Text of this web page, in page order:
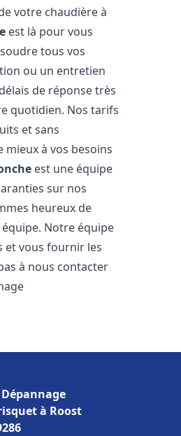
votre chaudière à
est là pour vous
tous vos
ou un entretien
de réponse très
quotidien. Nos tarifs
et sans
à vos besoins
est une équipe
sur nos
heureux de
Notre équipe
et vous fournir les
à nous contacter
à Roost